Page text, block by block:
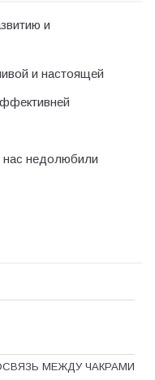
и
и настоящей
нас недолюбили
МЕЖДУ ЧАКРАМИ